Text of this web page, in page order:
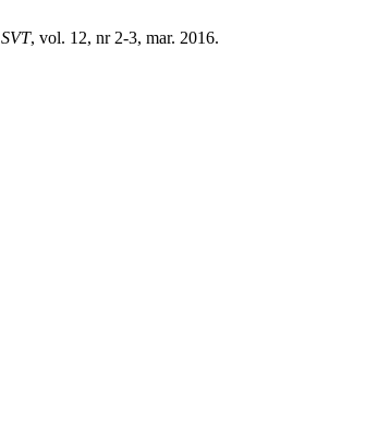
SVT, vol. 12, nr 2-3, mar. 2016.